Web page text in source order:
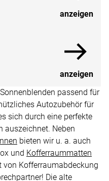
anzeigen
anzeigen
passend für
Autozubehör für
sich durch eine perfekte
auszeichnet. Neben
bieten wir u. a. auch
und Kofferraummatten
von Kofferraumabdeckung
Die alte